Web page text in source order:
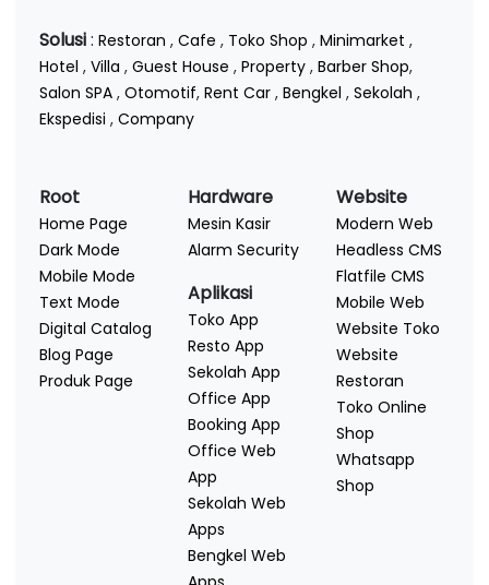
Solusi: Restoran , Cafe , Toko Shop , Minimarket ,
Hotel , Villa , Guest House , Property , Barber Shop,
Salon SPA , Otomotif, Rent Car , Bengkel , Sekolah ,
Ekspedisi , Company
Root
Home Page
Dark Mode
Mobile Mode
Text Mode
Digital Catalog
Blog Page
Produk Page
Hardware
Mesin Kasir
Alarm Security
Aplikasi
Toko App
Resto App
Sekolah App
Office App
Booking App
Office Web
App
Sekolah Web
Apps
Bengkel Web
Website
Modern Web
Headless CMS
Flatfile CMS
Mobile Web
Website Toko
Website
Restoran
Toko Online
Shop
Whatsapp
Shop